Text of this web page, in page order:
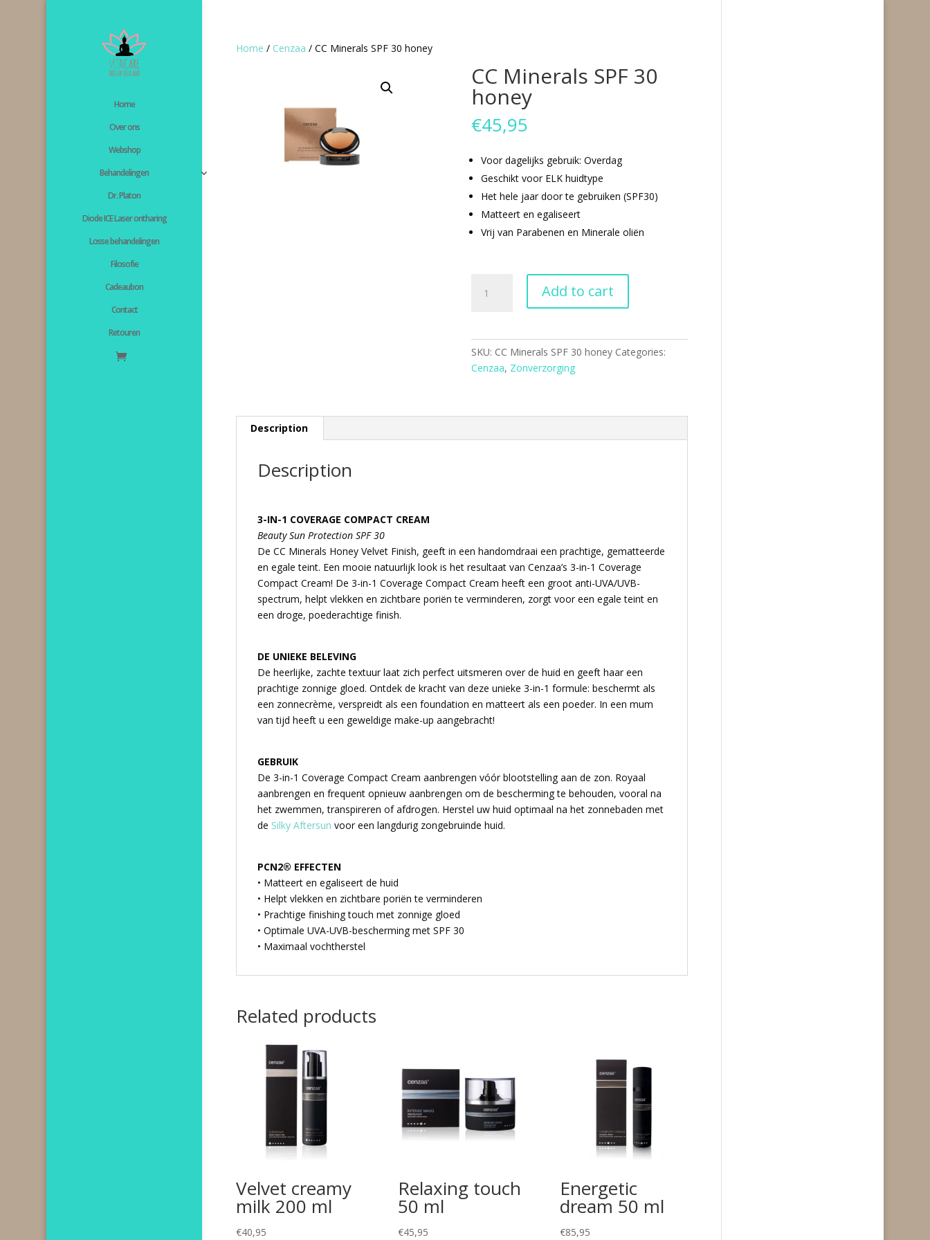
Home
Over ons
Webshop
Behandelingen
Dr. Platon
Diode ICE Laser ontharing
Losse behandelingen
Filosofie
Cadeaubon
Contact
Retouren
Home / Cenzaa / CC Minerals SPF 30 honey
CC Minerals SPF 30
honey
€45,95
Voor dagelijks gebruik: Overdag
Geschikt voor ELK huidtype
Het hele jaar door te gebruiken (SPF30)
Matteert en egaliseert
Vrij van Parabenen en Minerale oliën
Minerals
Add to cart
SKU: CC Minerals SPF 30 honey Categories:
Cenzaa, Zonverzorging
Description
Description
3-IN-1 COVERAGE COMPACT CREAM
Beauty Sun Protection SPF 30
De CC Minerals Honey Velvet Finish, geeft in een handomdraai een prachtige, gematteerde
en egale teint. Een mooie natuurlijk look is het resultaat van Cenzaa’s 3-in-1 Coverage
Compact Cream! De 3-in-1 Coverage Compact Cream heeft een groot anti-UVA/UVB-
spectrum, helpt vlekken en zichtbare poriën te verminderen, zorgt voor een egale teint en
een droge, poederachtige finish.
DE UNIEKE BELEVING
De heerlijke, zachte textuur laat zich perfect uitsmeren over de huid en geeft haar een
prachtige zonnige gloed. Ontdek de kracht van deze unieke 3-in-1 formule: beschermt als
een zonnecrème, verspreidt als een foundation en matteert als een poeder. In een mum
van tijd heeft u een geweldige make-up aangebracht!
GEBRUIK
De 3-in-1 Coverage Compact Cream aanbrengen vóór blootstelling aan de zon. Royaal
aanbrengen en frequent opnieuw aanbrengen om de bescherming te behouden, vooral na
het zwemmen, transpireren of afdrogen. Herstel uw huid optimaal na het zonnebaden met
de Silky Aftersun voor een langdurig zongebruinde huid.
PCN2® EFFECTEN
• Matteert en egaliseert de huid
• Helpt vlekken en zichtbare poriën te verminderen
• Prachtige finishing touch met zonnige gloed
• Optimale UVA-UVB-bescherming met SPF 30
• Maximaal vochtherstel
Related products
Velvet creamy
milk 200 ml
€40,95
Relaxing touch
50 ml
€45,95
Energetic
dream 50 ml
€85,95